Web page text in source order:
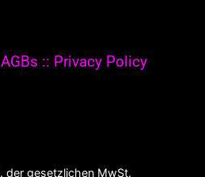
AGBs :: Privacy Policy
der gesetzlichen MwSt.